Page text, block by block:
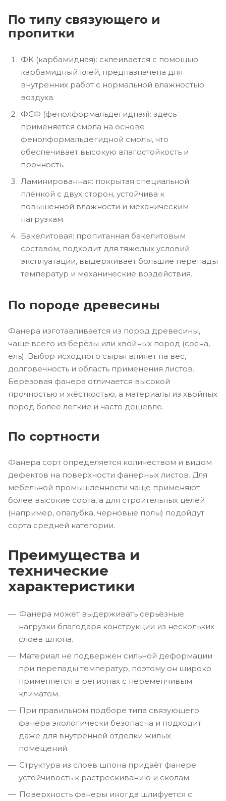
По типу связующего и
пропитки
ФК (карбамидная): склеивается с помощью
карбамидный клей, предназначена для
внутренних работ с нормальной влажностью
воздуха.
ФСФ (фенолформальдегидная): здесь
применяется смола на основе
фенолформальдегидной смолы, что
обеспечивает высокую влагостойкость и
прочность.
Ламинированная: покрытая специальной
плёнкой с двух сторон, устойчива к
повышенной влажности и механическим
нагрузкам.
Бакелитовая: пропитанная бакелитовым
составом, подходит для тяжелых условий
эксплуатации, выдерживает большие перепады
температур и механические воздействия.
По породе древесины
Фанера изготавливается из пород древесины,
чаще всего из берёзы или хвойных пород (сосна,
ель). Выбор исходного сырья влияет на вес,
долговечность и область применения листов.
Берёзовая фанера отличается высокой
прочностью и жёсткостью, а материалы из хвойных
пород более лёгкие и часто дешевле.
По сортности
Фанера сорт определяется количеством и видом
дефектов на поверхности фанерных листов. Для
мебельной промышленности чаще применяют
более высокие сорта, а для строительных целей
(например, опалубка, черновые полы) подойдут
сорта средней категории.
Преимущества и
технические
характеристики
Фанера может выдерживать серьёзные
нагрузки благодаря конструкции из нескольких
слоев шпона.
Материал не подвержен сильной деформации
при перепады температур, поэтому он широко
применяется в регионах с переменчивым
климатом.
При правильном подборе типа связующего
фанера экологически безопасна и подходит
даже для внутренней отделки жилых
помещений.
Структура из слоев шпона придаёт фанере
устойчивость к растрескиванию и сколам.
Поверхность фанеры иногда шлифуется с